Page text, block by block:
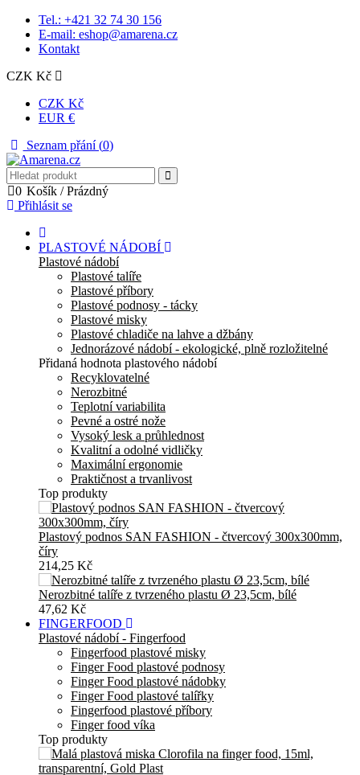
Tel.: +421 32 74 30 156
E-mail: eshop@amarena.cz
Kontakt
CZK Kč
CZK Kč
EUR €
Seznam přání (0)
0 Košík /Prázdný
Přihlásit se
PLASTOVÉ NÁDOBÍ
Plastové nádobí
Plastové talíře
Plastové příbory
Plastové podnosy - tácky
Plastové misky
Plastové chladiče na lahve a džbány
Jednorázové nádobí - ekologické, plně rozložitelné
Přidaná hodnota plastového nádobí
Recyklovatelné
Nerozbitné
Teplotní variabilita
Pevné a ostré nože
Vysoký lesk a průhlednost
Kvalitní a odolné vidličky
Maximální ergonomie
Praktičnost a trvanlivost
Top produkty
Plastový podnos SAN FASHION - čtvercový 300x300mm,
číry
214,25 Kč
Nerozbitné talíře z tvrzeného plastu Ø 23,5cm, bílé
47,62 Kč
FINGERFOOD
Plastové nádobí - Fingerfood
Fingerfood plastové misky
Finger Food plastové podnosy
Finger Food plastové nádobky
Finger Food plastové talířky
Fingerfood plastové příbory
Finger food víka
Top produkty